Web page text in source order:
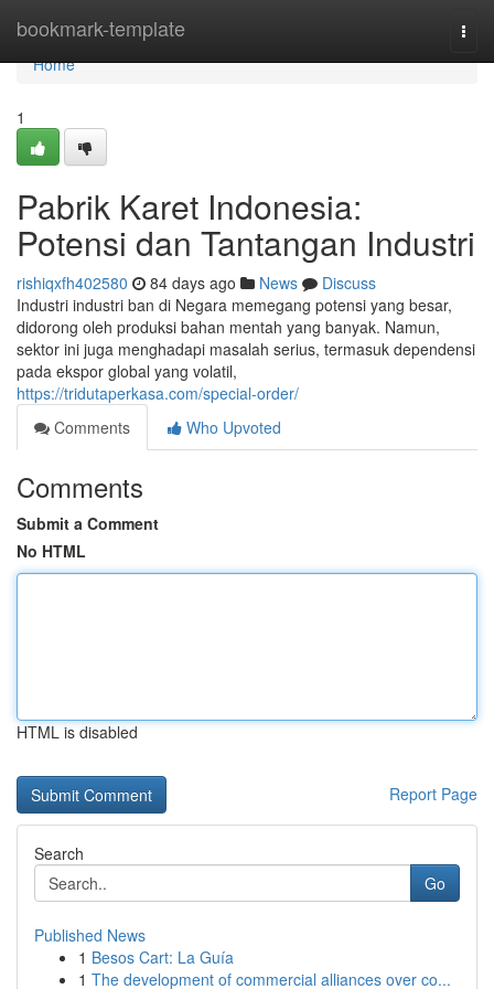
bookmark-template
Home
Home
1
Pabrik Karet Indonesia:
Potensi dan Tantangan Industri
rishiqxfh402580 84 days ago News
Discuss
Industri industri ban di Negara memegang potensi yang besar,
didorong oleh produksi bahan mentah yang banyak. Namun,
sektor ini juga menghadapi masalah serius, termasuk dependensi
pada ekspor global yang volatil,
https://tridutaperkasa.com/special-order/
Comments
Who Upvoted
Comments
Submit a Comment
No HTML
HTML is disabled
Report Page
Search
Go
Published News
1 Besos Cart: La Guía
1 The development of commercial alliances over co...